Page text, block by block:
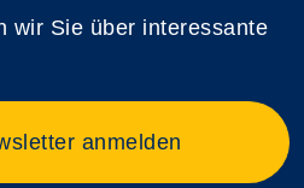
wir Sie über interessante
anmelden